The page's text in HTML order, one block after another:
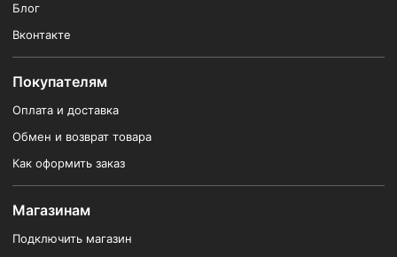
Блог
Вконтакте
Покупателям
Оплата и доставка
Обмен и возврат товара
Как оформить заказ
Магазинам
Подключить магазин